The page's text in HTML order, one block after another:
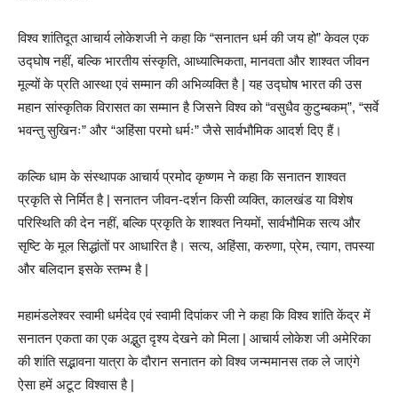
विश्व शांतिदूत आचार्य लोकेशजी ने कहा कि “सनातन धर्म की जय हो” केवल एक
उद्घोष नहीं, बल्कि भारतीय संस्कृति, आध्यात्मिकता, मानवता और शाश्वत जीवन
मूल्यों के प्रति आस्था एवं सम्मान की अभिव्यक्ति है | यह उद्घोष भारत की उस
महान सांस्कृतिक विरासत का सम्मान है जिसने विश्व को “वसुधैव कुटुम्बकम्”, “सर्वे
भवन्तु सुखिनः” और “अहिंसा परमो धर्मः” जैसे सार्वभौमिक आदर्श दिए हैं।
कल्कि धाम के संस्थापक आचार्य प्रमोद कृष्णम ने कहा कि सनातन शाश्वत
प्रकृति से निर्मित है | सनातन जीवन-दर्शन किसी व्यक्ति, कालखंड या विशेष
परिस्थिति की देन नहीं, बल्कि प्रकृति के शाश्वत नियमों, सार्वभौमिक सत्य और
सृष्टि के मूल सिद्धांतों पर आधारित है। सत्य, अहिंसा, करुणा, प्रेम, त्याग, तपस्या
और बलिदान इसके स्तम्भ है |
महामंडलेश्वर स्वामी धर्मदेव एवं स्वामी दिपांकर जी ने कहा कि विश्व शांति केंद्र में
सनातन एकता का एक अद्भुत दृश्य देखने को मिला | आचार्य लोकेश जी अमेरिका
की शांति सद्भावना यात्रा के दौरान सनातन को विश्व जन्ममानस तक ले जाएंगे
ऐसा हमें अटूट विश्वास है |